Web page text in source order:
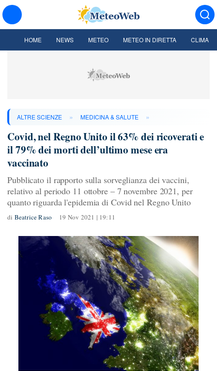
HOME NEWS METEO METEO IN DIRETTA CLIMA
ALTRE SCIENZE » MEDICINA & SALUTE »
Covid, nel Regno Unito il 63% dei ricoverati e
il 79% dei morti dell’ultimo mese era
vaccinato
Pubblicato il rapporto sulla sorveglianza dei vaccini,
relativo al periodo 11 ottobre – 7 novembre 2021, per
quanto riguarda l'epidemia di Covid nel Regno Unito
di Beatrice Raso 19 Nov 2021 | 19:11